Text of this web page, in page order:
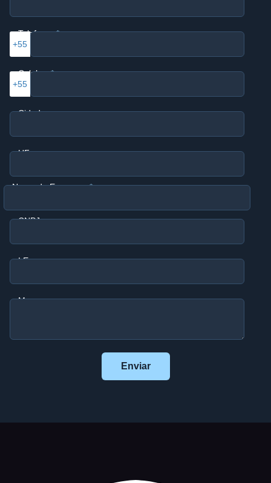
Telefone
+55
Celular
+55
Cidade
UF
Nome da Empresa
CNPJ
I.E.
Mensagem
Enviar